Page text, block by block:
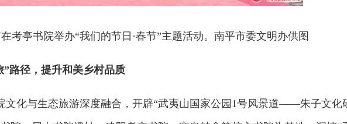
考亭书院举办“我们的节日·春节”主题活动。南平市委文明办供图
”路径，提升和美乡村品质
文化与生态旅游深度融合，开辟“武夷山国家公园1号风景道——朱子文化